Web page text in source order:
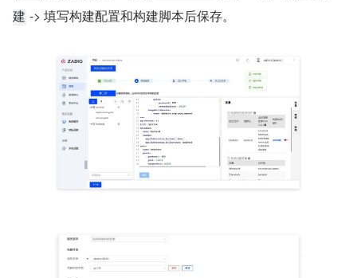
建 -> 填写构建配置和构建脚本后保存。